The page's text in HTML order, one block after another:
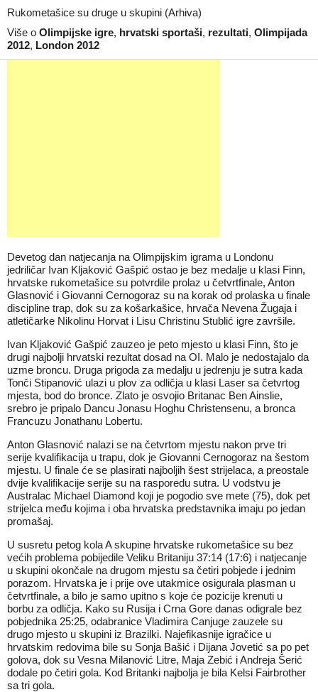
Rukometašice su druge u skupini (Arhiva)
Više o Olimpijske igre, hrvatski sportaši, rezultati, Olimpijada
2012, London 2012
Devetog dan natjecanja na Olimpijskim igrama u Londonu
jedriličar Ivan Kljaković Gašpić ostao je bez medalje u klasi Finn,
hrvatske rukometašice su potvrdile prolaz u četvrtfinale, Anton
Glasnović i Giovanni Cernogoraz su na korak od prolaska u finale
discipline trap, dok su za košarkašice, hrvača Nevena Žugaja i
atletičarke Nikolinu Horvat i Lisu Christinu Stublić igre završile.
Ivan Kljaković Gašpić zauzeo je peto mjesto u klasi Finn, što je
drugi najbolji hrvatski rezultat dosad na OI. Malo je nedostajalo da
uzme broncu. Druga prigoda za medalju u jedrenju je sutra kada
Tonči Stipanović ulazi u plov za odličja u klasi Laser sa četvrtog
mjesta, bod do bronce. Zlato je osvojio Britanac Ben Ainslie,
srebro je pripalo Dancu Jonasu Hoghu Christensenu, a bronca
Francuzu Jonathanu Lobertu.
Anton Glasnović nalazi se na četvrtom mjestu nakon prve tri
serije kvalifikacija u trapu, dok je Giovanni Cernogoraz na šestom
mjestu. U finale će se plasirati najboljih šest strijelaca, a preostale
dvije kvalifikacije serije su na rasporedu sutra. U vodstvu je
Australac Michael Diamond koji je pogodio sve mete (75), dok pet
strijelca među kojima i oba hrvatska predstavnika imaju po jedan
promašaj.
U susretu petog kola A skupine hrvatske rukometašice su bez
većih problema pobijedile Veliku Britaniju 37:14 (17:6) i natjecanje
u skupini okončale na drugom mjestu sa četiri pobjede i jednim
porazom. Hrvatska je i prije ove utakmice osigurala plasman u
četvrtfinale, a bilo je samo upitno s koje će pozicije krenuti u
borbu za odličja. Kako su Rusija i Crna Gore danas odigrale bez
pobjednika 25:25, odabranice Vladimira Canjuge zauzele su
drugo mjesto u skupini iz Brazilki. Najefikasnije igračice u
hrvatskim redovima bile su Sonja Bašić i Dijana Jovetić sa po pet
golova, dok su Vesna Milanović Litre, Maja Zebić i Andreja Šerić
dodale po četiri gola. Kod Britanki najbolja je bila Kelsi Fairbrother
sa tri gola.